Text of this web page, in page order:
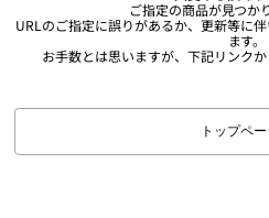
ご指定の商品が見つか
URLのご指定に誤りがあるか、更新等に
ます。
お手数とは思いますが、下記リンク
トップペ